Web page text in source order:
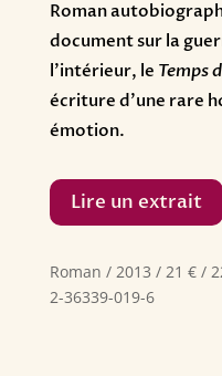
Roman
document sur la
l’intérieur, le Temps
écriture d’une rare
émotion.
Lire un extrait
Roman / 2013 / 21 € /
2-36339-019-6